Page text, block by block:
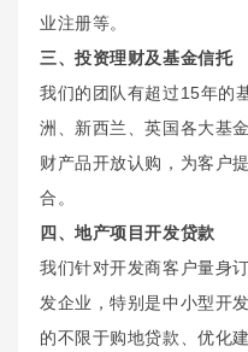
业注册等。
三、投资理财及基金信托
我们的团队有超过15年的
洲、新西兰、英国各大基
财产品开放认购，为客户
合。
四、地产项目开发贷款
我们针对开发商客户量身
发企业，特别是中小型开
的不限于购地贷款、优化